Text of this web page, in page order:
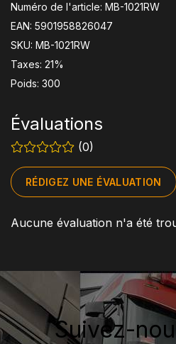
Numéro de l'article: MB-1021RW
EAN: 5901958826047
SKU: MB-1021RW
Taxes: 21%
Poids: 300
Évaluations
(0)
RÉDIGEZ UNE ÉVALUATION
Aucune évaluation n'a été
Suivez-